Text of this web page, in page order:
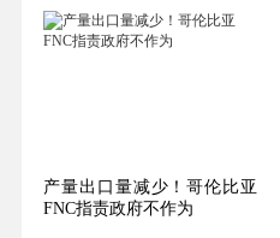
产量出口量减少！哥伦比亚
FNC指责政府不作为